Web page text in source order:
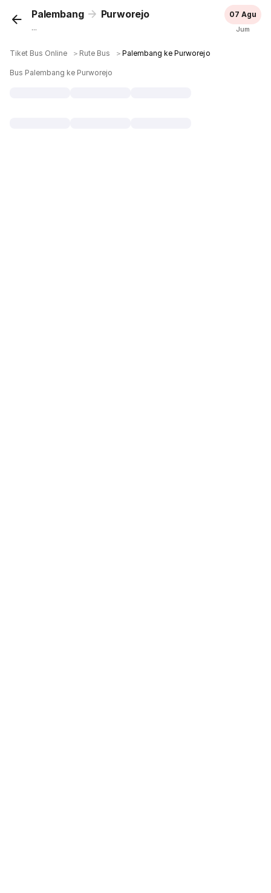
Palembang Purworejo
...
07 Agu
Jum
Tiket Bus Online ＞ Rute Bus ＞Palembang ke Purworejo
Bus Palembang ke Purworejo